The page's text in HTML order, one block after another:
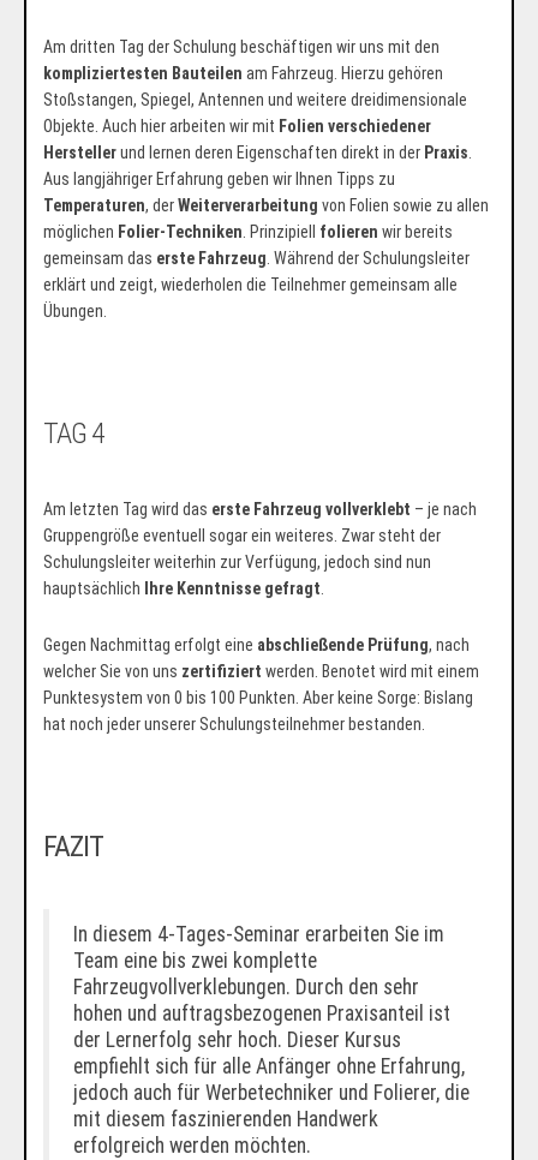
Am dritten Tag der Schulung beschäftigen wir uns mit den
kompliziertesten Bauteilen am Fahrzeug. Hierzu gehören
Stoßstangen, Spiegel, Antennen und weitere dreidimensionale
Objekte. Auch hier arbeiten wir mit Folien verschiedener
Herstellerund lernen deren Eigenschaften direkt in der Praxis.
Aus langjähriger Erfahrung geben wir Ihnen Tipps zu
Temperaturen, derWeiterverarbeitung von Folien sowie zu allen
möglichen Folier-Techniken. Prinzipiell folieren wir bereits
gemeinsam das erste Fahrzeug. Während der Schulungsleiter
erklärt und zeigt, wiederholen die Teilnehmer gemeinsam alle
Übungen.
TAG 4
Am letzten Tag wird das erste Fahrzeug vollverklebt – je nach
Gruppengröße eventuell sogar ein weiteres. Zwar steht der
Schulungsleiter weiterhin zur Verfügung, jedoch sind nun
hauptsächlich
Ihre Kenntnisse gefragt.
Gegen Nachmittag erfolgt eine abschließende Prüfung, nach
welcher Sie von uns zertifiziert werden. Benotet wird mit einem
Punktesystem von 0 bis 100 Punkten. Aber keine Sorge: Bislang
hat noch jeder unserer Schulungsteilnehmer bestanden.
FAZIT
In diesem 4-Tages-Seminar erarbeiten Sie im
Team eine bis zwei komplette
Fahrzeugvollverklebungen. Durch den sehr
hohen und auftragsbezogenen Praxisanteil ist
der Lernerfolg sehr hoch. Dieser Kursus
empfiehlt sich für alle Anfänger ohne Erfahrung,
jedoch auch für Werbetechniker und Folierer, die
mit diesem faszinierenden Handwerk
erfolgreich werden möchten.